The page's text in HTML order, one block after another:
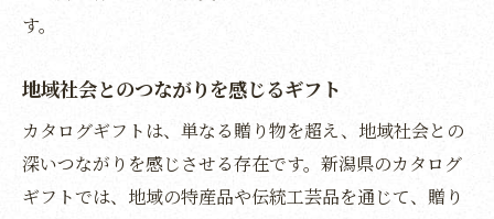
す。
地域社会とのつながりを感じるギフト
カタログギフトは、単なる贈り物を超え、地域社会との
深いつながりを感じさせる存在です。新潟県のカタログ
ギフトでは、地域の特産品や伝統工芸品を通じて、贈り